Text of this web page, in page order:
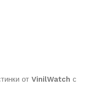
от VinilWatch с